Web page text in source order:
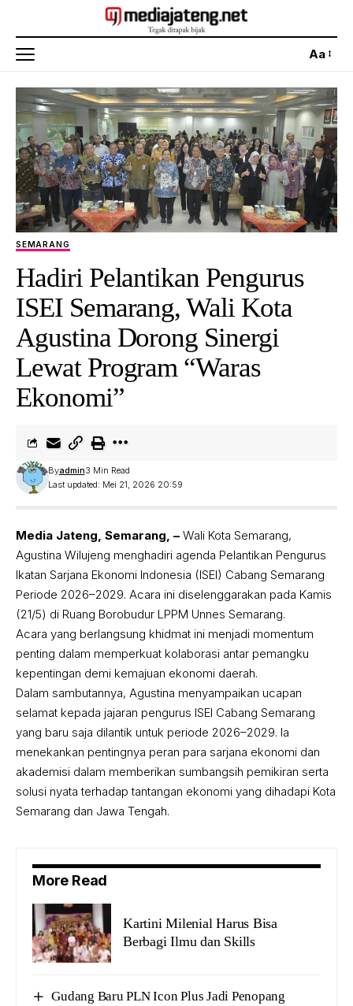
Aa
SEMARANG
Hadiri Pelantikan Pengurus
ISEI Semarang, Wali Kota
Agustina Dorong Sinergi
Lewat Program “Waras
Ekonomi”
Last updated: Mei 21, 2026 20:59
Byadmin3 Min Read
Media Jateng, Semarang, – Wali Kota Semarang,
Agustina Wilujeng menghadiri agenda Pelantikan Pengurus
Ikatan Sarjana Ekonomi Indonesia (ISEI) Cabang Semarang
Periode 2026–2029. Acara ini diselenggarakan pada Kamis
(21/5) di Ruang Borobudur LPPM Unnes Semarang.
Acara yang berlangsung khidmat ini menjadi momentum
penting dalam memperkuat kolaborasi antar pemangku
kepentingan demi kemajuan ekonomi daerah.
Dalam sambutannya, Agustina menyampaikan ucapan
selamat kepada jajaran pengurus ISEI Cabang Semarang
yang baru saja dilantik untuk periode 2026–2029. Ia
menekankan pentingnya peran para sarjana ekonomi dan
akademisi dalam memberikan sumbangsih pemikiran serta
solusi nyata terhadap tantangan ekonomi yang dihadapi Kota
Semarang dan Jawa Tengah.
More Read
Kartini Milenial Harus Bisa
Berbagi Ilmu dan Skills
Gudang Baru PLN Icon Plus Jadi Penopang